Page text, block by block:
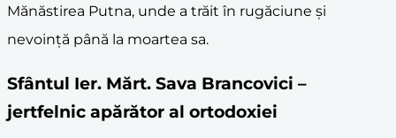
Mănăstirea Putna, unde a trăit în rugăciune și
nevoință până la moartea sa.
Sfântul Ier. Mărt. Sava Brancovici –
jertfelnic apărător al ortodoxiei